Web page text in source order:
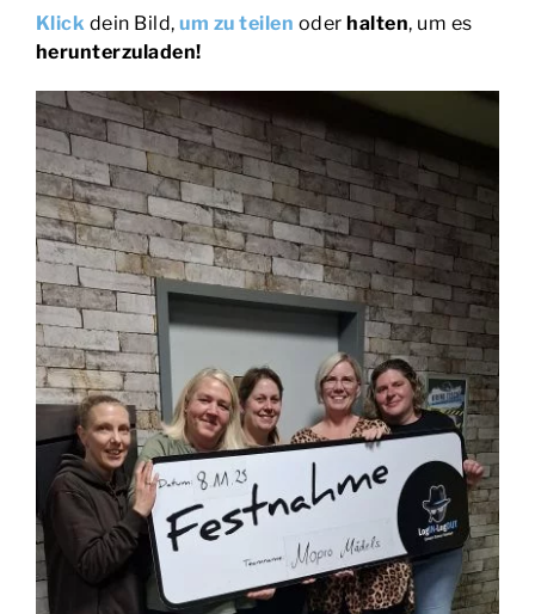
Klick dein Bild,um zu teilen oder halten, um es
herunterzuladen!